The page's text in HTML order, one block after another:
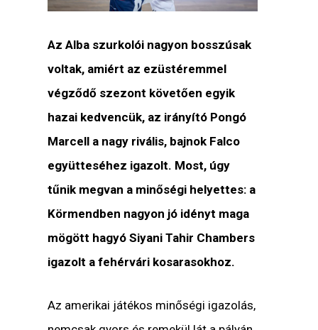
Az Alba szurkolói nagyon bosszúsak
voltak, amiért az ezüstéremmel
végződő szezont követően egyik
hazai kedvencük, az irányító Pongó
Marcell a nagy rivális, bajnok Falco
együtteséhez igazolt. Most, úgy
tűnik megvan a minőségi helyettes: a
Körmendben nagyon jó idényt maga
mögött hagyó Siyani Tahir Chambers
igazolt a fehérvári kosarasokhoz.
Az amerikai játékos minőségi igazolás,